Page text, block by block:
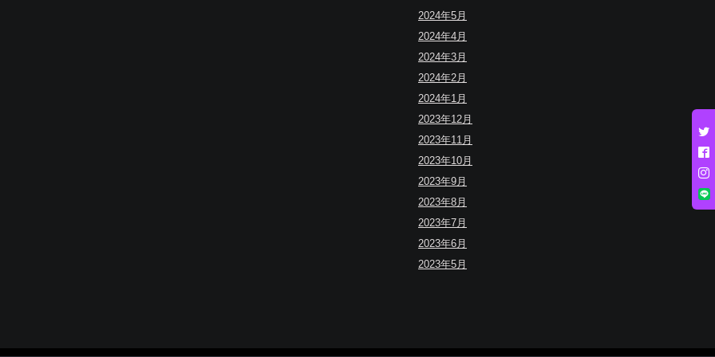
2024年5月
2024年4月
2024年3月
2024年2月
2024年1月
2023年12月
2023年11月
2023年10月
2023年9月
2023年8月
2023年7月
2023年6月
2023年5月